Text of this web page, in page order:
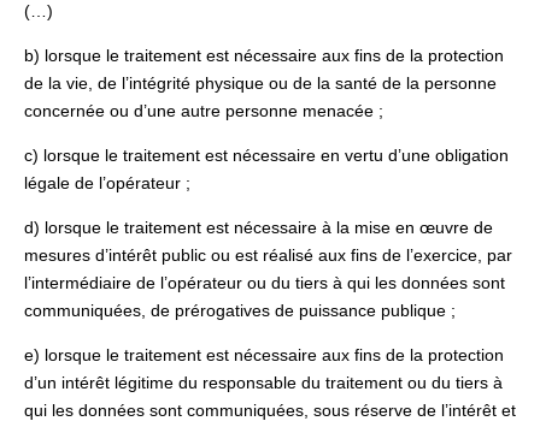
(…)
b) lorsque le traitement est nécessaire aux fins de la protection
de la vie, de l’intégrité physique ou de la santé de la personne
concernée ou d’une autre personne menacée ;
c) lorsque le traitement est nécessaire en vertu d’une obligation
légale de l’opérateur ;
d) lorsque le traitement est nécessaire à la mise en œuvre de
mesures d’intérêt public ou est réalisé aux fins de l’exercice, par
l’intermédiaire de l’opérateur ou du tiers à qui les données sont
communiquées, de prérogatives de puissance publique ;
e) lorsque le traitement est nécessaire aux fins de la protection
d’un intérêt légitime du responsable du traitement ou du tiers à
qui les données sont communiquées, sous réserve de l’intérêt et